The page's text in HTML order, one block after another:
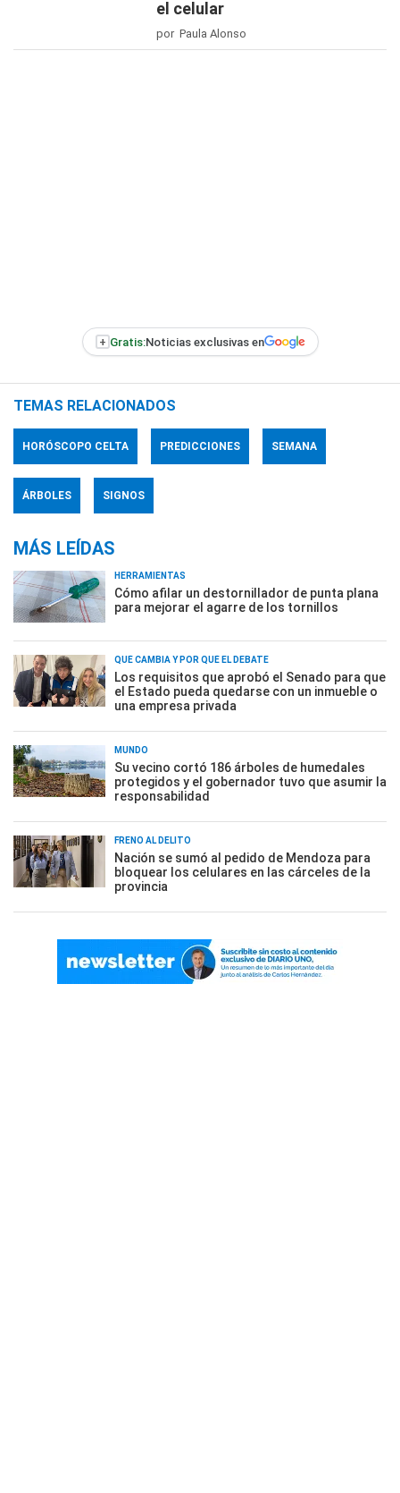
el celular
por Paula Alonso
+ Gratis:Noticias exclusivas en
TEMAS RELACIONADOS
HORÓSCOPO CELTA PREDICCIONES SEMANA
ÁRBOLES SIGNOS
MÁS LEÍDAS
HERRAMIENTAS
Cómo afilar un destornillador de punta plana
para mejorar el agarre de los tornillos
QUÉ CAMBIA Y POR QUÉ EL DEBATE
Los requisitos que aprobó el Senado para que
el Estado pueda quedarse con un inmueble o
una empresa privada
MUNDO
Su vecino cortó 186 árboles de humedales
protegidos y el gobernador tuvo que asumir la
responsabilidad
FRENO AL DELITO
Nación se sumó al pedido de Mendoza para
bloquear los celulares en las cárceles de la
provincia